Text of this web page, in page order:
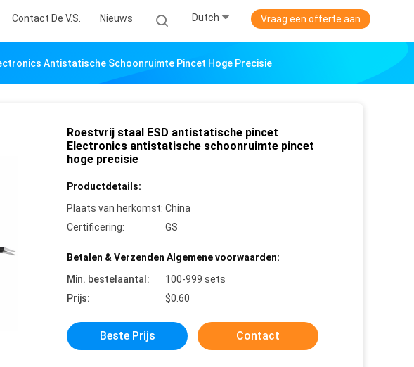
Contact De V.S. Nieuws Dutch Vraag een offerte aan
Antistatische Schoonruimte Pincet Hoge Precisie
Roestvrij staal ESD antistatische pincet
Electronics antistatische schoonruimte pincet
hoge precisie
Productdetails:
Plaats van herkomst: China
Certificering:
GS
Betalen & Verzenden Algemene voorwaarden:
Min. bestelaantal:
100-999 sets
Prijs:
$0.60
Beste Prijs Contact